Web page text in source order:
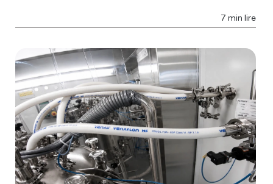
7 min lire